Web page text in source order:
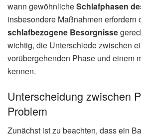
wann gewöhnlicheSchlafphasen
insbesondere Maßnahmen erfordern
schlafbezogene Besorgnisse
wichtig, die Unterschiede zwischen
vorübergehenden Phase und einem
kennen.
Unterscheidung zwischen
Problem
Zunächst ist zu beachten, dass ein